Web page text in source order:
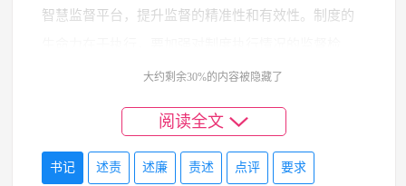
智慧监督平台，提升监督的精准性和有效性。制度的
查，对踩“红线”、闯“雷区”的，坚决零容忍，让铁规发
（三）要强化教育警示，筑牢思想“堤坝”。思想
上的滑坡是最严重的病变。要坚持不懈用党的创新理
大约剩余30%的内容被隐藏了
阅读全文
书记 述责 述廉 责述 点评 要求